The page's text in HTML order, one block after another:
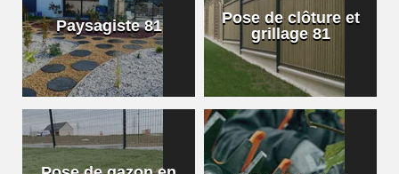
Paysagiste 81
Pose de clôture et
grillage 81